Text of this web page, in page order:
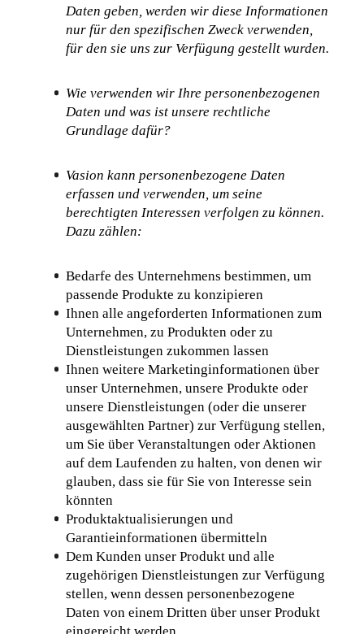
Daten geben, werden wir diese Informationen
nur für den spezifischen Zweck verwenden,
für den sie uns zur Verfügung gestellt wurden.
Wie verwenden wir Ihre personenbezogenen
Daten und was ist unsere rechtliche
Grundlage dafür?
Vasion kann personenbezogene Daten
erfassen und verwenden, um seine
berechtigten Interessen verfolgen zu können.
Dazu zählen:
Bedarfe des Unternehmens bestimmen, um
passende Produkte zu konzipieren
Ihnen alle angeforderten Informationen zum
Unternehmen, zu Produkten oder zu
Dienstleistungen zukommen lassen
Ihnen weitere Marketinginformationen über
unser Unternehmen, unsere Produkte oder
unsere Dienstleistungen (oder die unserer
ausgewählten Partner) zur Verfügung stellen,
um Sie über Veranstaltungen oder Aktionen
auf dem Laufenden zu halten, von denen wir
glauben, dass sie für Sie von Interesse sein
könnten
Produktaktualisierungen und
Garantieinformationen übermitteln
Dem Kunden unser Produkt und alle
zugehörigen Dienstleistungen zur Verfügung
stellen, wenn dessen personenbezogene
Daten von einem Dritten über unser Produkt